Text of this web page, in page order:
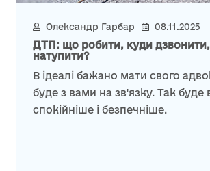
Олександр Гарбар 08.11.2025
ДТП: що робити, куди
натупити?
В ідеалі бажано мати свого
буде з вами на зв'язку. Так буде
спокійніше і безпечніше.